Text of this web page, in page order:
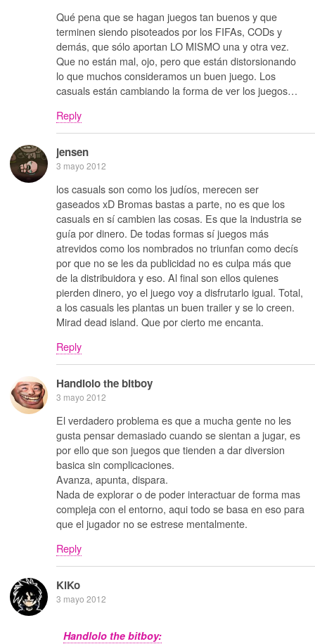
Qué pena que se hagan juegos tan buenos y que
terminen siendo pisoteados por los FIFAs, CODs y
demás, que sólo aportan LO MISMO una y otra vez.
Que no están mal, ojo, pero que están distorsionando
lo que muchos consideramos un buen juego. Los
casuals están cambiando la forma de ver los juegos…
Reply
jensen
3 mayo 2012
los casuals son como los judíos, merecen ser
gaseados xD Bromas bastas a parte, no es que los
casuals en sí cambien las cosas. Es que la industria se
guía por dinero. De todas formas sí juegos más
atrevidos como los nombrados no triunfan como decís
por que no se les da publicidad no es culpa más que
de la distribuidora y eso. Al final son ellos quienes
pierden dinero, yo el juego voy a disfrutarlo igual. Total,
a los casuals les plantas un buen trailer y se lo creen.
Mirad dead island. Que por cierto me encanta.
Reply
Handlolo the bitboy
3 mayo 2012
El verdadero problema es que a mucha gente no les
gusta pensar demasiado cuando se sientan a jugar, es
por ello que son juegos que tienden a dar diversion
basica sin complicaciones.
Avanza, apunta, dispara.
Nada de explorar o de poder interactuar de forma mas
compleja con el entorno, aqui todo se basa en eso para
que el jugador no se estrese mentalmente.
Reply
KiKo
3 mayo 2012
Handlolo the bitboy: